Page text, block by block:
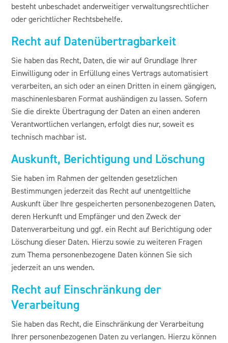
besteht unbeschadet anderweitiger verwaltungsrechtlicher
oder gerichtlicher Rechtsbehelfe.
Recht auf Daten­übertrag­barkeit
Sie haben das Recht, Daten, die wir auf Grundlage Ihrer
Einwilligung oder in Erfüllung eines Vertrags automatisiert
verarbeiten, an sich oder an einen Dritten in einem gängigen,
maschinenlesbaren Format aushändigen zu lassen. Sofern
Sie die direkte Übertragung der Daten an einen anderen
Verantwortlichen verlangen, erfolgt dies nur, soweit es
technisch machbar ist.
Auskunft, Berichtigung und Löschung
Sie haben im Rahmen der geltenden gesetzlichen
Bestimmungen jederzeit das Recht auf unentgeltliche
Auskunft über Ihre gespeicherten personenbezogenen Daten,
deren Herkunft und Empfänger und den Zweck der
Datenverarbeitung und ggf. ein Recht auf Berichtigung oder
Löschung dieser Daten. Hierzu sowie zu weiteren Fragen
zum Thema personenbezogene Daten können Sie sich
jederzeit an uns wenden.
Recht auf Einschränkung der
Verarbeitung
Sie haben das Recht, die Einschränkung der Verarbeitung
Ihrer personenbezogenen Daten zu verlangen. Hierzu können